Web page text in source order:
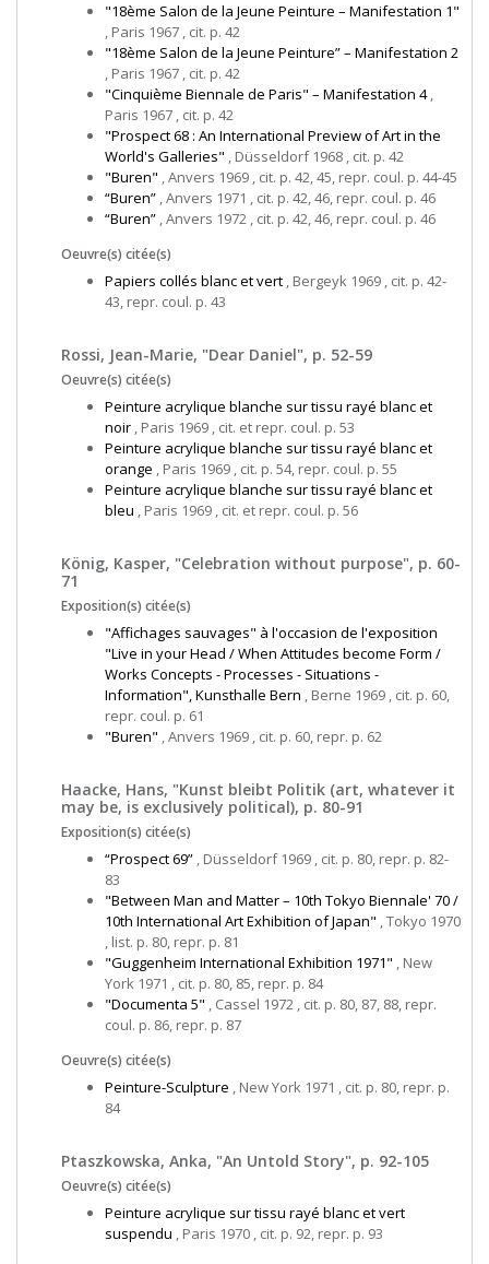
"18ème Salon de la Jeune Peinture – Manifestation 1"
, Paris 1967 , cit. p. 42
"18ème Salon de la Jeune Peinture” – Manifestation 2
, Paris 1967 , cit. p. 42
"Cinquième Biennale de Paris" – Manifestation 4,
Paris 1967 , cit. p. 42
"Prospect 68 : An International Preview of Art in the
World's Galleries" , Düsseldorf 1968 , cit. p. 42
"Buren" , Anvers 1969 , cit. p. 42, 45, repr. coul. p. 44-45
“Buren” , Anvers 1971 , cit. p. 42, 46, repr. coul. p. 46
“Buren” , Anvers 1972 , cit. p. 42, 46, repr. coul. p. 46
Oeuvre(s) citée(s)
Papiers collés blanc et vert , Bergeyk 1969 , cit. p. 42-
43, repr. coul. p. 43
Rossi, Jean-Marie, "Dear Daniel", p. 52-59
Oeuvre(s) citée(s)
Peinture acrylique blanche sur tissu rayé blanc et
noir , Paris 1969 , cit. et repr. coul. p. 53
Peinture acrylique blanche sur tissu rayé blanc et
orange , Paris 1969 , cit. p. 54, repr. coul. p. 55
Peinture acrylique blanche sur tissu rayé blanc et
bleu , Paris 1969 , cit. et repr. coul. p. 56
König, Kasper, "Celebration without purpose", p. 60-
71
Exposition(s) citée(s)
"Affichages sauvages" à l'occasion de l'exposition
"Live in your Head / When Attitudes become Form /
Works Concepts - Processes - Situations -
Information", Kunsthalle Bern , Berne 1969 , cit. p. 60,
repr. coul. p. 61
"Buren" , Anvers 1969 , cit. p. 60, repr. p. 62
Haacke, Hans, "Kunst bleibt Politik (art, whatever it
may be, is exclusively political), p. 80-91
Exposition(s) citée(s)
“Prospect 69” , Düsseldorf 1969 , cit. p. 80, repr. p. 82-
83
"Between Man and Matter – 10th Tokyo Biennale' 70 /
10th International Art Exhibition of Japan" , Tokyo 1970
, list. p. 80, repr. p. 81
"Guggenheim International Exhibition 1971" , New
York 1971 , cit. p. 80, 85, repr. p. 84
"Documenta 5" , Cassel 1972 , cit. p. 80, 87, 88, repr.
coul. p. 86, repr. p. 87
Oeuvre(s) citée(s)
Peinture-Sculpture , New York 1971 , cit. p. 80, repr. p.
84
Ptaszkowska, Anka, "An Untold Story", p. 92-105
Oeuvre(s) citée(s)
Peinture acrylique sur tissu rayé blanc et vert
suspendu , Paris 1970 , cit. p. 92, repr. p. 93